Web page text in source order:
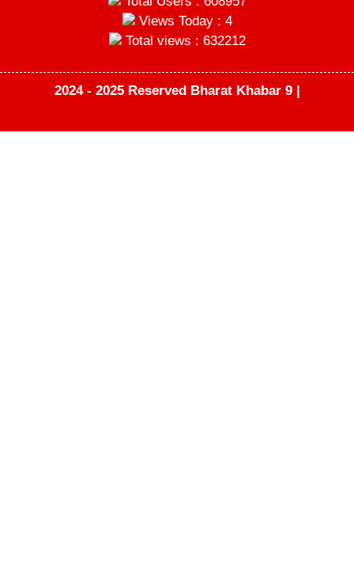
Views Today : 4
Total views : 632212
2024 - 2025 Reserved Bharat Khabar 9 |